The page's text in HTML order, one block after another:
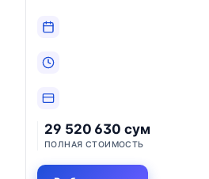
29 520 630 сум
ПОЛНАЯ СТОИМОСТЬ